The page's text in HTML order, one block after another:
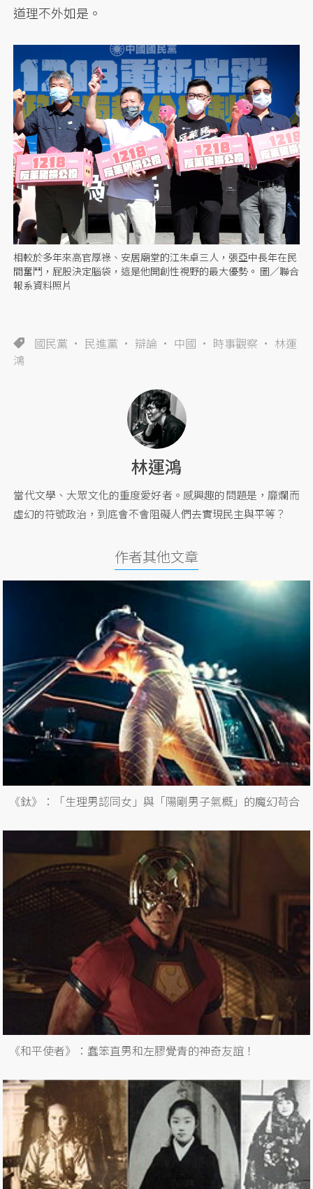
道理不外如是。
相較於多年來高官厚祿、安居廟堂的江朱卓三人，張亞中長年在民
間奮鬥，屁股決定腦袋，這是他開創性視野的最大優勢。 圖／聯合
報系資料照片
國民黨 民進黨 辯論 中國 時事觀察
林運
鴻
林運鴻
當代文學、大眾文化的重度愛好者。感興趣的問題是，靡爛而
虛幻的符號政治，到底會不會阻礙人們去實現民主與平等？
作者其他文章
《鈦》：「生理男認同女」與「陽剛男子氣概」的魔幻苟合
《和平使者》：蠢笨直男和左膠覺青的神奇友誼！